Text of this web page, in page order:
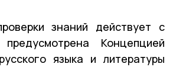
знаний действует с
Концепцией
языка и литературы